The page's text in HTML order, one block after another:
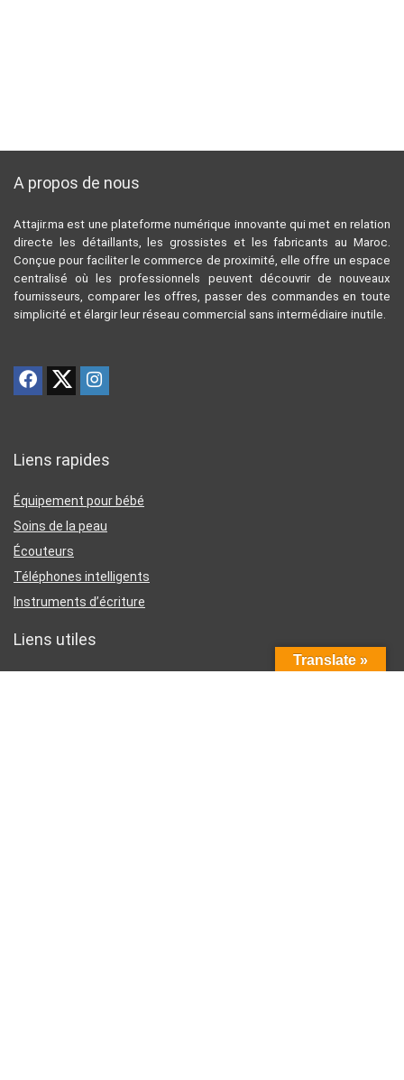
A propos de nous
Attajir.ma est une plateforme numérique innovante qui met en relation
directe les détaillants, les grossistes et les fabricants au Maroc.
Conçue pour faciliter le commerce de proximité, elle offre un espace
centralisé où les professionnels peuvent découvrir de nouveaux
fournisseurs, comparer les offres, passer des commandes en toute
simplicité et élargir leur réseau commercial sans intermédiaire inutile.
Liens rapides
Équipement pour bébé
Soins de la peau
Écouteurs
Téléphones intelligents
Instruments d’écriture
Liens utiles
Translate »